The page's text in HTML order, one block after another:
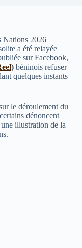
Nations 2026
a été relayée
sur Facebook,
)béninois refuser
quelques instants
le déroulement du
dénoncent
illustration de la